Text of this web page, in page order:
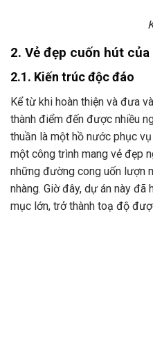
2. Vẻ đẹp cuốn hút
2.1. Kiến trúc độc đáo
Kể từ khi hoàn thiện và đưa
thành điểm đến được nhiều
thuần là một hồ nước phục
một công trình mang vẻ đẹp
những đường cong uốn lượn
nhàng. Giờ đây, dự án này đã
mục lớn, trở thành toạ độ